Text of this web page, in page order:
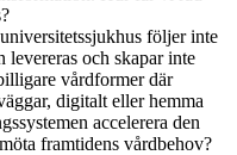
följer inte
och skapar inte
vårdformer där
digitalt eller hemma
accelerera den
framtidens vårdbehov?